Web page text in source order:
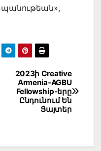
2023ի Creative
Armenia-AGBU
Fellowship-երը
Ընդունում Են
Յայտեր